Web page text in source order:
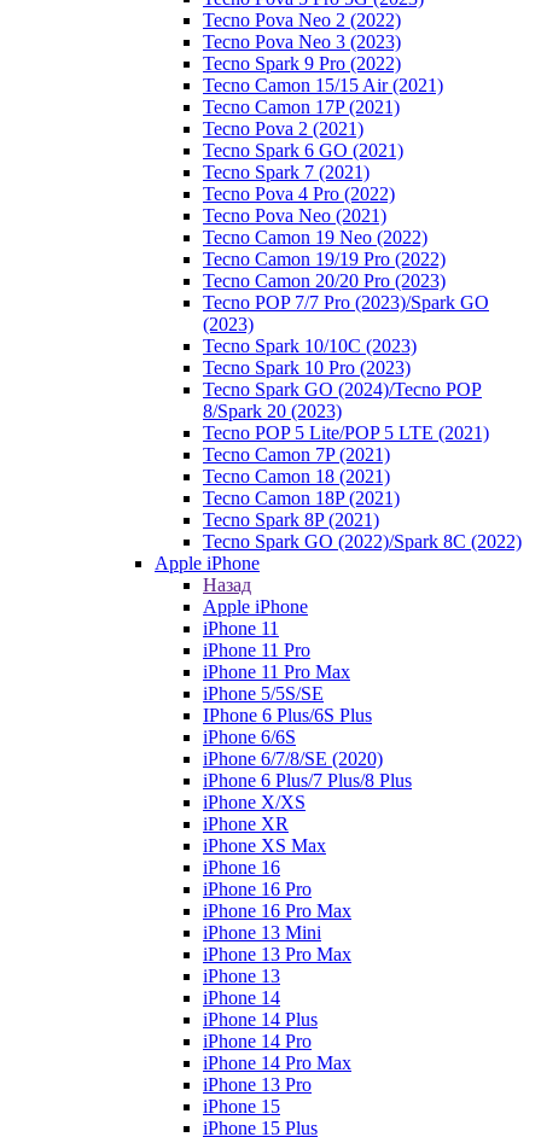
Tecno Pova Neo 2 (2022)
Tecno Pova Neo 3 (2023)
Tecno Spark 9 Pro (2022)
Tecno Camon 15/15 Air (2021)
Tecno Camon 17P (2021)
Tecno Pova 2 (2021)
Tecno Spark 6 GO (2021)
Tecno Spark 7 (2021)
Tecno Pova 4 Pro (2022)
Tecno Pova Neo (2021)
Tecno Camon 19 Neo (2022)
Tecno Camon 19/19 Pro (2022)
Tecno Camon 20/20 Pro (2023)
Tecno POP 7/7 Pro (2023)/Spark GO
(2023)
Tecno Spark 10/10C (2023)
Tecno Spark 10 Pro (2023)
Tecno Spark GO (2024)/Tecno POP
8/Spark 20 (2023)
Tecno POP 5 Lite/POP 5 LTE (2021)
Tecno Camon 7P (2021)
Tecno Camon 18 (2021)
Tecno Camon 18P (2021)
Tecno Spark 8P (2021)
Tecno Spark GO (2022)/Spark 8C (2022)
Apple iPhone
Назад
Apple iPhone
iPhone 11
iPhone 11 Pro
iPhone 11 Pro Max
iPhone 5/5S/SE
IPhone 6 Plus/6S Plus
iPhone 6/6S
iPhone 6/7/8/SE (2020)
iPhone 6 Plus/7 Plus/8 Plus
iPhone X/XS
iPhone XR
iPhone XS Max
iPhone 16
iPhone 16 Pro
iPhone 16 Pro Max
iPhone 13 Mini
iPhone 13 Pro Max
iPhone 13
iPhone 14
iPhone 14 Plus
iPhone 14 Pro
iPhone 14 Pro Max
iPhone 13 Pro
iPhone 15
iPhone 15 Plus